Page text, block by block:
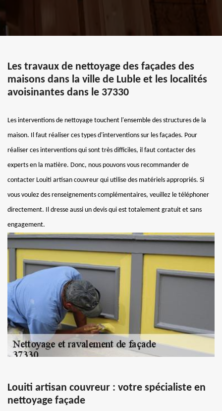
Les travaux de nettoyage des façades des
maisons dans la ville de Luble et les localités
avoisinantes dans le 37330
Les interventions de nettoyage touchent l'ensemble des structures de la
maison. Il faut réaliser ces types d'interventions sur les façades. Pour
réaliser ces interventions qui sont très difficiles, il faut contacter des
experts en la matière. Donc, nous pouvons vous recommander de
contacter Louiti artisan couvreur qui utilise des matériels appropriés. Si
vous voulez des renseignements complémentaires, veuillez le téléphoner
directement. Il dresse aussi un devis qui est totalement gratuit et sans
engagement.
Louiti artisan couvreur : votre spécialiste en
nettoyage façade